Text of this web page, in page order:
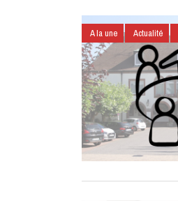
A la une Actualité